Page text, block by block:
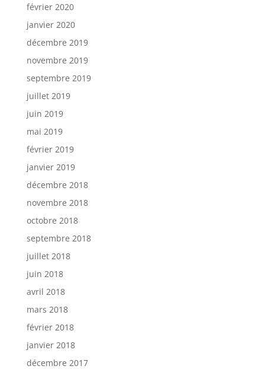
février 2020
janvier 2020
décembre 2019
novembre 2019
septembre 2019
juillet 2019
juin 2019
mai 2019
février 2019
janvier 2019
décembre 2018
novembre 2018
octobre 2018
septembre 2018
juillet 2018
juin 2018
avril 2018
mars 2018
février 2018
janvier 2018
décembre 2017